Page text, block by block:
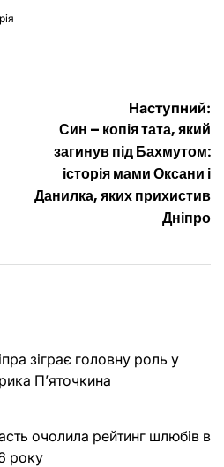
Наступний:
Син – копія тата, який
загинув під Бахмутом:
історія мами Оксани і
Данилка, яких прихистив
Дніпро
зіграє головну роль у
П’яточкина
очолила рейтинг шлюбів в
року